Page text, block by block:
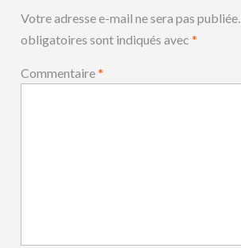
Votre adresse e-mail ne sera pas publiée.
obligatoires sont indiqués avec*
Commentaire*